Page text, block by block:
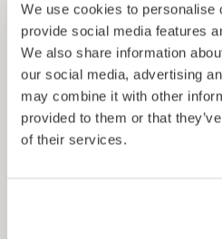
We use cookies to personalise
provide social media features
We also share information
our social media, advertising
may combine it with other
provided to them or that
of their services.
Colcocoa II
Cacau certificado para
Empréstimo
6.1%
juro anual
Investido = 15136681€
Reservado = 15000